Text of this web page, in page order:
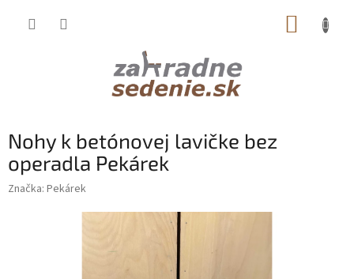
Nohy k betónovej lavičke bez
operadla Pekárek
Značka: Pekárek